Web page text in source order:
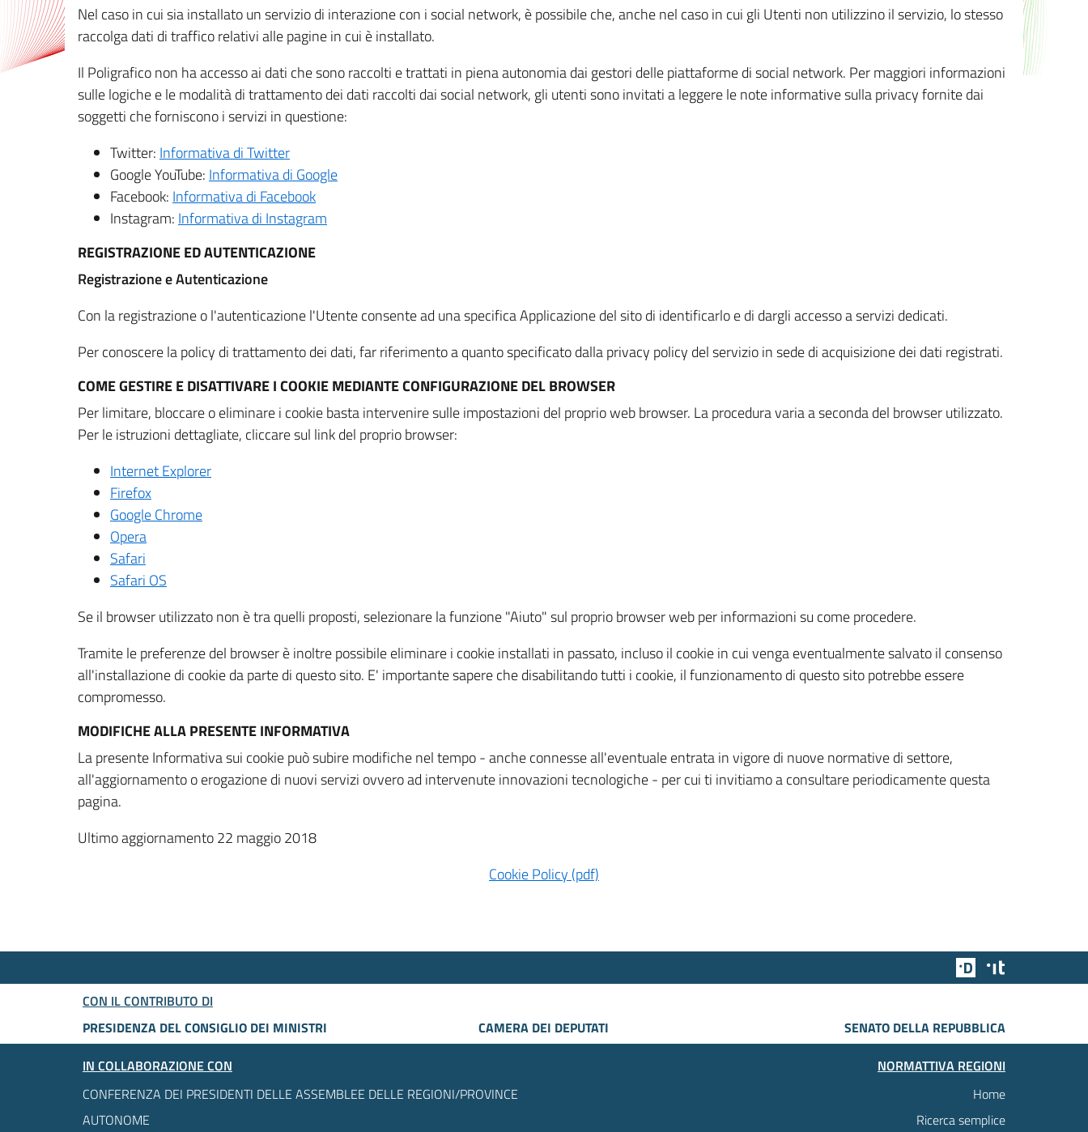
Nel caso in cui sia installato un servizio di interazione con i social network, è possibile che, anche nel caso in cui gli Utenti non utilizzino il servizio, lo stesso
raccolga dati di traffico relativi alle pagine in cui è installato.
Il Poligrafico non ha accesso ai dati che sono raccolti e trattati in piena autonomia dai gestori delle piattaforme di social network. Per maggiori informazioni
sulle logiche e le modalità di trattamento dei dati raccolti dai social network, gli utenti sono invitati a leggere le note informative sulla privacy fornite dai
soggetti che forniscono i servizi in questione:
Twitter: Informativa di Twitter
Google YouTube: Informativa di Google
Facebook: Informativa di Facebook
Instagram: Informativa di Instagram
REGISTRAZIONE ED AUTENTICAZIONE
Registrazione e Autenticazione
Con la registrazione o l'autenticazione l'Utente consente ad una specifica Applicazione del sito di identificarlo e di dargli accesso a servizi dedicati.
Per conoscere la policy di trattamento dei dati, far riferimento a quanto specificato dalla privacy policy del servizio in sede di acquisizione dei dati registrati.
COME GESTIRE E DISATTIVARE I COOKIE MEDIANTE CONFIGURAZIONE DEL BROWSER
Per limitare, bloccare o eliminare i cookie basta intervenire sulle impostazioni del proprio web browser. La procedura varia a seconda del browser utilizzato.
Per le istruzioni dettagliate, cliccare sul link del proprio browser:
Internet Explorer
Firefox
Google Chrome
Opera
Safari
Safari OS
Se il browser utilizzato non è tra quelli proposti, selezionare la funzione "Aiuto" sul proprio browser web per informazioni su come procedere.
Tramite le preferenze del browser è inoltre possibile eliminare i cookie installati in passato, incluso il cookie in cui venga eventualmente salvato il consenso
all'installazione di cookie da parte di questo sito. E' importante sapere che disabilitando tutti i cookie, il funzionamento di questo sito potrebbe essere
compromesso.
MODIFICHE ALLA PRESENTE INFORMATIVA
La presente Informativa sui cookie può subire modifiche nel tempo - anche connesse all'eventuale entrata in vigore di nuove normative di settore,
all'aggiornamento o erogazione di nuovi servizi ovvero ad intervenute innovazioni tecnologiche - per cui ti invitiamo a consultare periodicamente questa
pagina.
Ultimo aggiornamento 22 maggio 2018
Cookie Policy (pdf)
Team Digitale
CON IL CONTRIBUTO DI
PRESIDENZA DEL CONSIGLIO DEI MINISTRI
CAMERA DEI DEPUTATI
SENATO DELLA REPUBBLICA
IN COLLABORAZIONE CON
CONFERENZA DEI PRESIDENTI DELLE ASSEMBLEE DELLE REGIONI/PROVINCE
AUTONOME
NORMATTIVA REGIONI
Home
Ricerca semplice